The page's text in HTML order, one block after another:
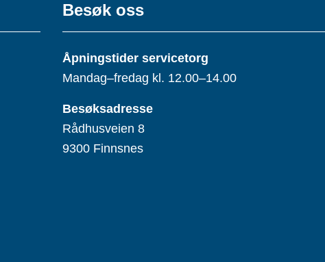
Besøk oss
Åpningstider servicetorg
Mandag–fredag kl. 12.00–14.00
Besøksadresse
Rådhusveien 8
9300 Finnsnes